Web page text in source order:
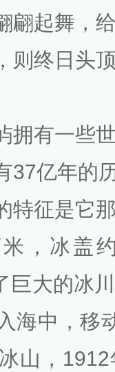
翩起舞，
则终日头
拥有一些
37亿年的
特征是它
，冰盖
巨大的冰
海中，移
山，